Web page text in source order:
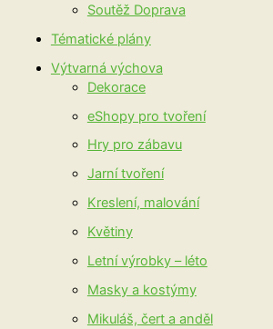
Soutěž Doprava
Tématické plány
Výtvarná výchova
Dekorace
eShopy pro tvoření
Hry pro zábavu
Jarní tvoření
Kreslení, malování
Květiny
Letní výrobky – léto
Masky a kostýmy
Mikuláš, čert a anděl